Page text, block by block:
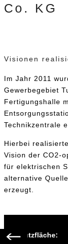
Co. KG
Visionen
Im Jahr 2011
Gewerbegebiet
Fertigungshalle
Technikzentrale
Hierbei
Vision der CO2-
für elektrischen
alternative
erzeugt.
Nutzfläche: